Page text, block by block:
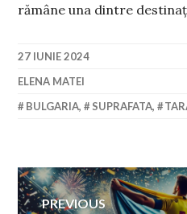
rămâne una dintre
27 IUNIE 2024
ELENA MATEI
BULGARIA, SUPRAFATA,
Navigare
PREVIOUS